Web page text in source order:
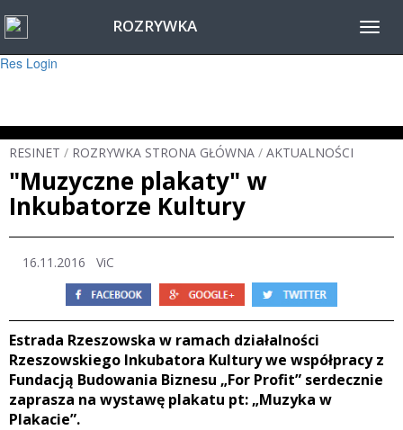
Warning
: session_start(): Failed to read session data: user (path: ) in
Res Login
ROZRYWKA
RESINET / ROZRYWKA STRONA GŁÓWNA / AKTUALNOŚCI
"Muzyczne plakaty" w
Inkubatorze Kultury
16.11.2016 ViC
Estrada Rzeszowska w ramach działalności
Rzeszowskiego Inkubatora Kultury we współpracy z
Fundacją Budowania Biznesu „For Profit” serdecznie
zaprasza na wystawę plakatu pt: „Muzyka w
Plakacie”.